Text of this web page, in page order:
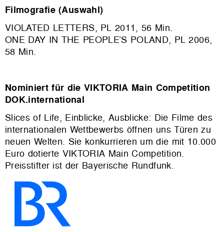
Filmografie (Auswahl)
VIOLATED LETTERS, PL 2011, 56 Min.
ONE DAY IN THE PEOPLE’S POLAND, PL 2006,
58 Min.
Nominiert für die VIKTORIA Main Competition
DOK.international
Slices of Life, Einblicke, Ausblicke: Die Filme des
internationalen Wettbewerbs öffnen uns Türen zu
neuen Welten. Sie konkurrieren um die mit 10.000
Euro dotierte VIKTORIA Main Competition.
Preisstifter ist der Bayerische Rundfunk.